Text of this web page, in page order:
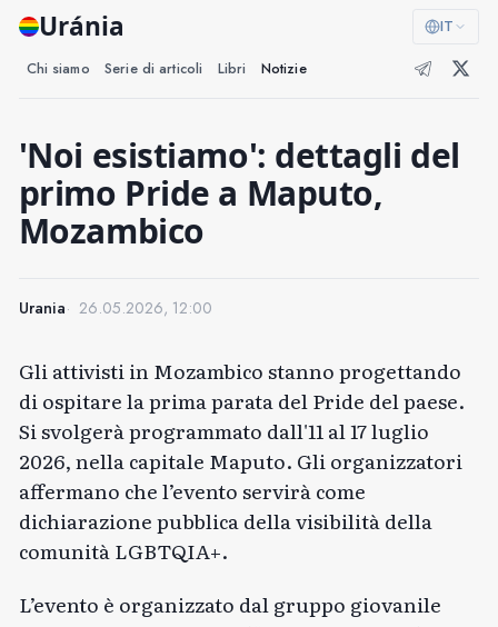
Uránia IT
Chi siamo Serie di articoli Libri Notizie
'Noi esistiamo': dettagli del
primo Pride a Maputo,
Mozambico
Urania 26.05.2026, 12:00
Gli attivisti in Mozambico stanno progettando
di ospitare la prima parata del Pride del paese.
Si svolgeràprogrammato dall'11 al 17 luglio
2026, nella capitale Maputo. Gli organizzatori
affermano che l’evento servirà come
dichiarazione pubblica della visibilità della
comunità LGBTQIA+.
L’evento è organizzato dal gruppo giovanile